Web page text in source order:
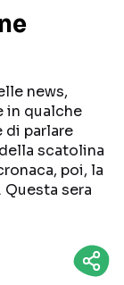
news,
in qualche
di parlare
scatolina
poi, la
sera